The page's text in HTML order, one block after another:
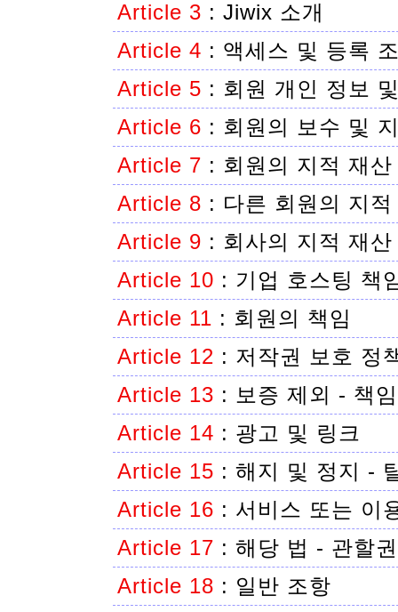
Article 3 : Jiwix 소개
Article 4 : 액세스 및 등록
Article 5 : 회원 개인 정보
Article 6 : 회원의 보수 및
Article 7 : 회원의 지적 재산
Article 8 : 다른 회원의 지
Article 9 : 회사의 지적 재산
Article 10 : 기업 호스팅 책
Article 11 : 회원의 책임
Article 12 : 저작권 보호 정
Article 13 : 보증 제외 - 책
Article 14 : 광고 및 링크
Article 15 : 해지 및 정지 -
Article 16 : 서비스 또는 이
Article 17 : 해당 법 - 관할권
Article 18 : 일반 조항